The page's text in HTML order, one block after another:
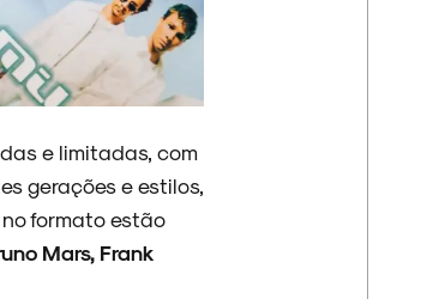
e limitadas, com
gerações e estilos,
formato estão
Mars, Frank